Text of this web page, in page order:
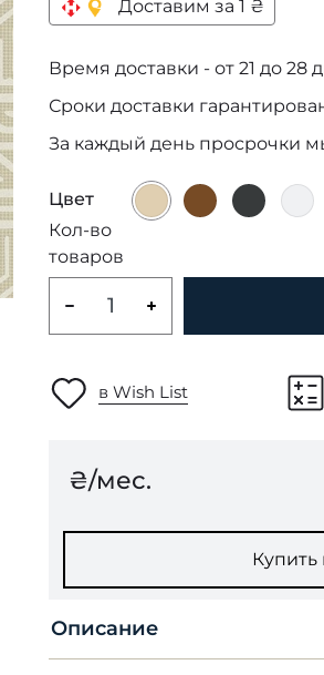
Доставим за 1 ₴
Время доставки - от 21 до 28
Сроки доставки
За каждый день просрочки
Цвет
Кол-во
товаров
в Wish List
₴/мес.
Купить
Описание